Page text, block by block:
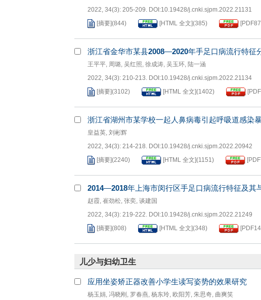
2022, 34(3): 205-209. DOI:10.19428/j.cnki.sjpm.2022.21131
[摘要](844) [HTML 全文](385) [PDF
浙江省金华市某县2008—2020年手足口病流行特征
王平平, 周璐, 吴红照, 徐成涛, 吴玉环, 陆一涵
2022, 34(3): 210-213. DOI:10.19428/j.cnki.sjpm.2022.21134
[摘要](3102) [HTML 全文](1402) [PDF
浙江省湖州市某学校一起人鼻病毒引起呼吸道感染
皇益英, 刘彬辉
2022, 34(3): 214-218. DOI:10.19428/j.cnki.sjpm.2022.20942
[摘要](2240) [HTML 全文](1151) [PDF
2014—2018年上海市闵行区手足口病流行特征及其
赵霞, 崔劲松, 张奕, 谈建国
2022, 34(3): 219-222. DOI:10.19428/j.cnki.sjpm.2022.21249
[摘要](808) [HTML 全文](348) [PDF
儿少与妇幼卫生
应用坐姿矫正器改善小学生读写姿势的效果研究
杨玉娟, 冯晓刚, 罗春燕, 杨东玲, 欧阳芳, 朱思奇, 曲爽笑